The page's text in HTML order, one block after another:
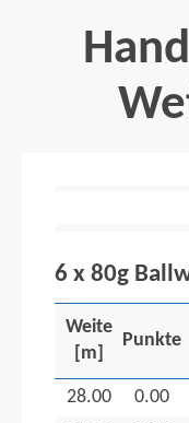
6 x 80g
Weite
[m]
Punkte
28.00 0.00
Qualifikation zur
Abbruch des
Hinweise